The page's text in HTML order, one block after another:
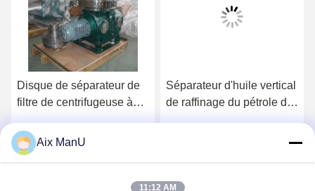
Disque de séparateur de
filtre de centrifugeuse à
Séparateur d'huile vertical
de raffinage du pétrole de
Aix ManU
11:12 AM